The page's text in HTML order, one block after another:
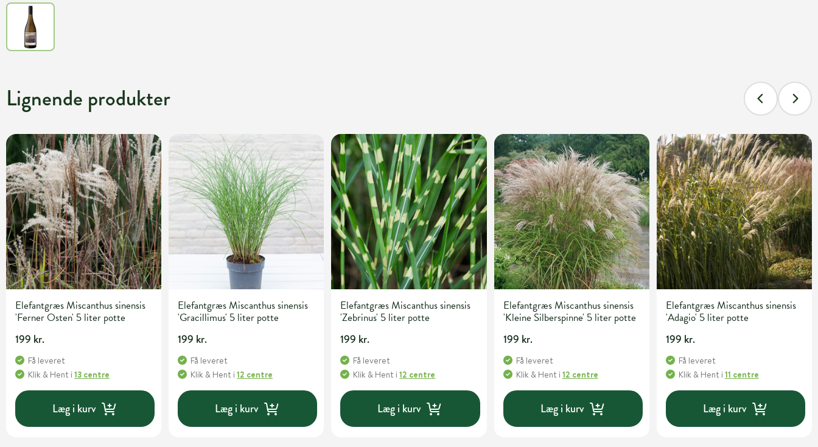
Lignende produkter
Elefantgræs Miscanthus sinensis
'Ferner Osten' 5 liter potte
199 kr.
Få leveret
Klik & Hent i 13 centre
Læg i kurv
Elefantgræs Miscanthus sinensis
'Gracillimus' 5 liter potte
199 kr.
Få leveret
Klik & Hent i12 centre
Læg i kurv
Elefantgræs Miscanthus sinensis
'Zebrinus' 5 liter potte
199 kr.
Få leveret
Klik & Hent i12 centre
Læg i kurv
Elefantgræs Miscanthus sinensis
'Kleine Silberspinne' 5 liter potte
199 kr.
Få leveret
Klik & Hent i 12 centre
Læg i kurv
Elefantgræs Miscanthus sinensis
'Adagio' 5 liter potte
199 kr.
Få leveret
Klik & Hent i 11 centre
Læg i kurv